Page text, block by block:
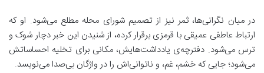
در میان نگرانی‌ها، ثمر نیز از تصمیم شورای محله مطلع می‌شود. او که
ارتباط عاطفی عمیقی با قرمزی برقرار کرده، از شنیدن این خبر دچار شوک و
ترس می‌شود. دفترچه‌ی یادداشت‌هایش، مکانی برای تخلیه احساساتش
می‌شود؛ جایی که خشم، غم، و ناتوانی‌اش را در واژگان بی‌صدا می‌نویسد.